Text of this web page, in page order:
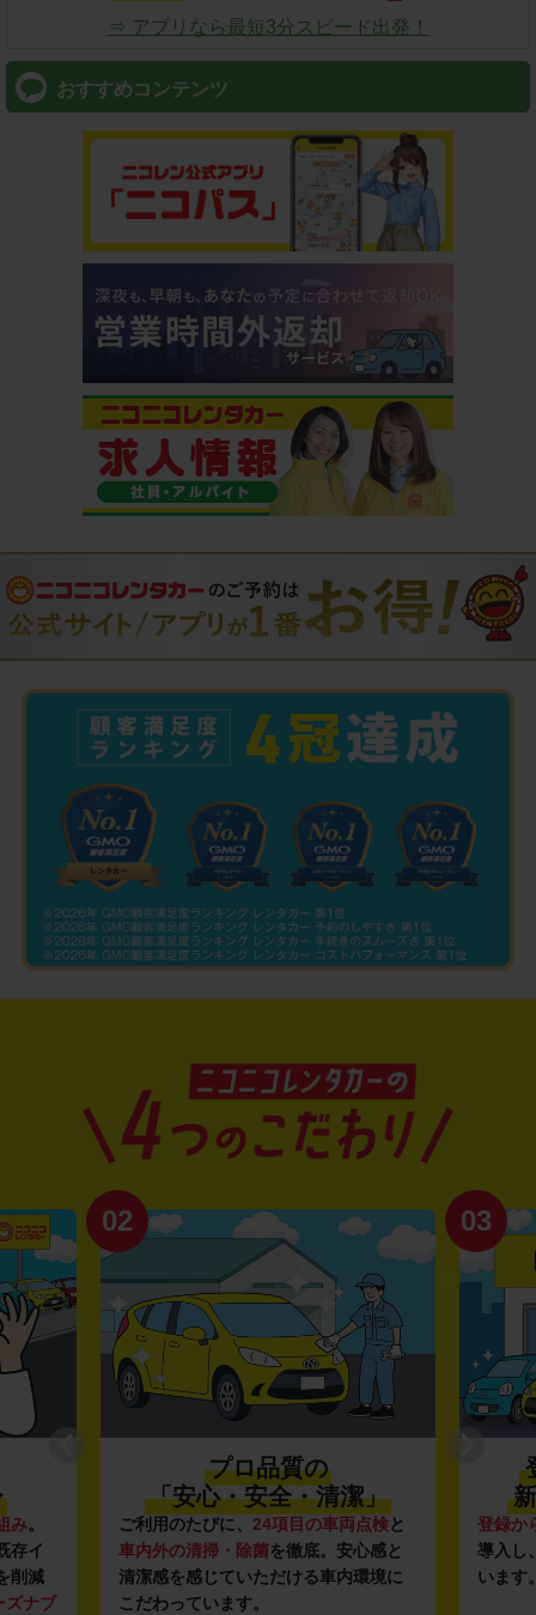
⇒ アプリなら最短3分スピード出発！
おすすめコンテンツ
み。
存イ
削減
ズナブ
02
プロ品質の
「安心・安全・清潔」
ご利用のたびに、 24項目の車両点検と
車内外の清掃・除菌を徹底。安心感と
清潔感を感じていただける車内環境に
こだわっています。
03
登録か
導入し
います